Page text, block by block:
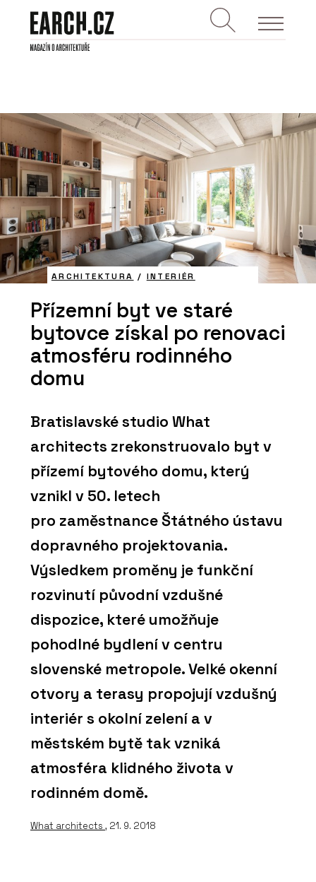
ARCHITEKTURA / INTERIÉR
Přízemní byt ve staré
bytovce získal po renovaci
atmosféru rodinného
domu
Bratislavské studio What
architects zrekonstruovalo byt v
přízemí bytového domu, který
vznikl v 50. letech
pro zaměstnance Štátného ústavu
dopravného projektovania.
Výsledkem proměny je funkční
rozvinutí původní vzdušné
dispozice, které umožňuje
pohodlné bydlení v centru
slovenské metropole. Velké okenní
otvory a terasy propojují vzdušný
interiér s okolní zelení a v
městském bytě tak vzniká
atmosféra klidného života v
rodinném domě.
What architects , 21. 9. 2018